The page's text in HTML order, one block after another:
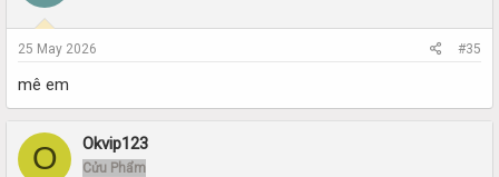
25 May 2026 #35
mê em
O Okvip123
Cửu Phẩm